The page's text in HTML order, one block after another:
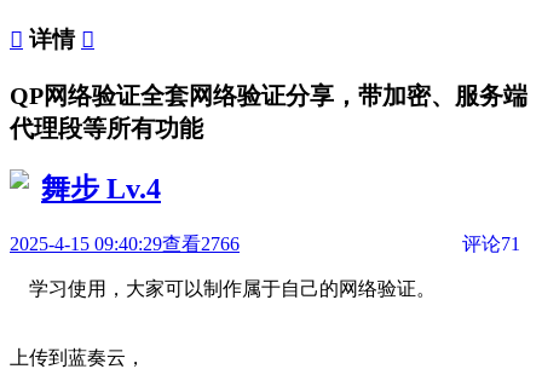
 详情 
QP网络验证全套网络验证分享，带加密、服务端
代理段等所有功能
舞步 Lv.4
2025-4-15 09:40:29查看2766 评论71
学习使用，大家可以制作属于自己的网络验证。
上传到蓝奏云，